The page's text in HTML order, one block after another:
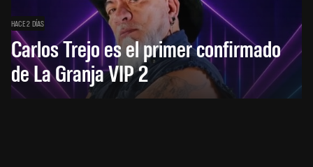
HACE 2 DÍAS
Carlos Trejo es el primer confirmado
de La Granja VIP 2